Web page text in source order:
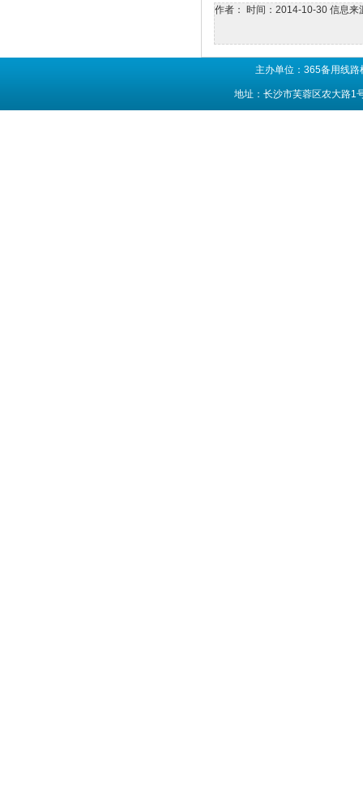
作者： 时间：2014-10-30 信息来
主办单位：365备用线
地址：长沙市芙蓉区农大路